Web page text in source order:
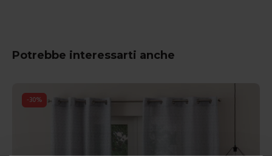
Potrebbe interessarti anche
-30%